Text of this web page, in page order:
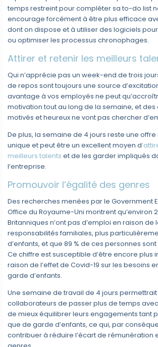
temps restreint pour compléter sa to-do list
encourage forcément à être plus efficace
dont on dispose et à utiliser des logiciels
ou optimiser les processus chronophages.
Attirer et retenir les meilleurs
Qui n’apprécie pas un week-end de trois
de repos sont toujours une source
avantage à vos employés ne peut
motivation tout au long de la semaine, et
motivés et heureux ne vont pas chercher
De plus, la semaine de 4 jours reste une
unique et peut être un excellent moyen d
meilleurs talents et de les garder impliqués
l’entreprise.
Promouvoir l’égalité des genres
Des recherches menées par le Government
Office du Royaume-Uni montrent qu’environ
Britanniques n’ont pas d’emploi en raison de
responsabilités familiales, plus
d’enfants, et que 89 % de ces personnes
Ce chiffre est susceptible d’être encore plus
raison de l’effet de Covid-19 sur les besoins
garde d’enfants.
Une semaine de travail de 4 jours permettrait
collaborateurs de passer plus de temps
de mieux équilibrer leurs engagements tant
que de garde d’enfants, ce qui, par
contribuer à réduire l’écart de rémunération